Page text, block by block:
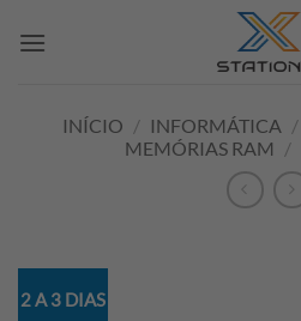
INÍCIO / INFORMÁTICA /
MEMÓRIAS RAM /
2 A 3 DIAS